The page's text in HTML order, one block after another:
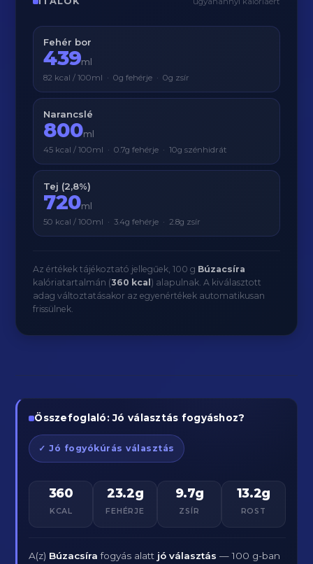
Fehér bor
439ml
82 kcal / 100ml · 0g fehérje · 0g zsír
Narancslé
800ml
45 kcal / 100ml · 0.7g fehérje · 10g szénhidrát
Tej (2,8%)
720ml
50 kcal / 100ml · 3.4g fehérje · 2.8g zsír
Az értékek tájékoztató jellegűek, 100 g Búzacsíra
kalóriatartalmán (360 kcal ) alapulnak. A kiválasztott
adag változtatásakor az egyenértékek automatikusan
frissülnek.
Összefoglaló: Jó választás fogyáshoz?
✓ Jó fogyókúrás választás
360
KCAL
23.2g
FEHÉRJE
9.7g
ZSÍR
13.2g
ROST
A(z) Búzacsíra fogyás alatt jó választás — 100 g-ban